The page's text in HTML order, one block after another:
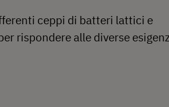
ceppi di batteri lattici e
rispondere alle diverse